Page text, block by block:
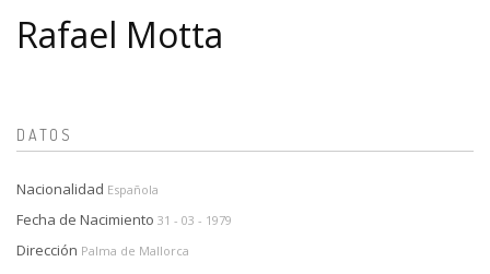
Rafael Motta
DATOS
Nacionalidad Española
Fecha de Nacimiento 31 - 03 - 1979
Dirección Palma de Mallorca